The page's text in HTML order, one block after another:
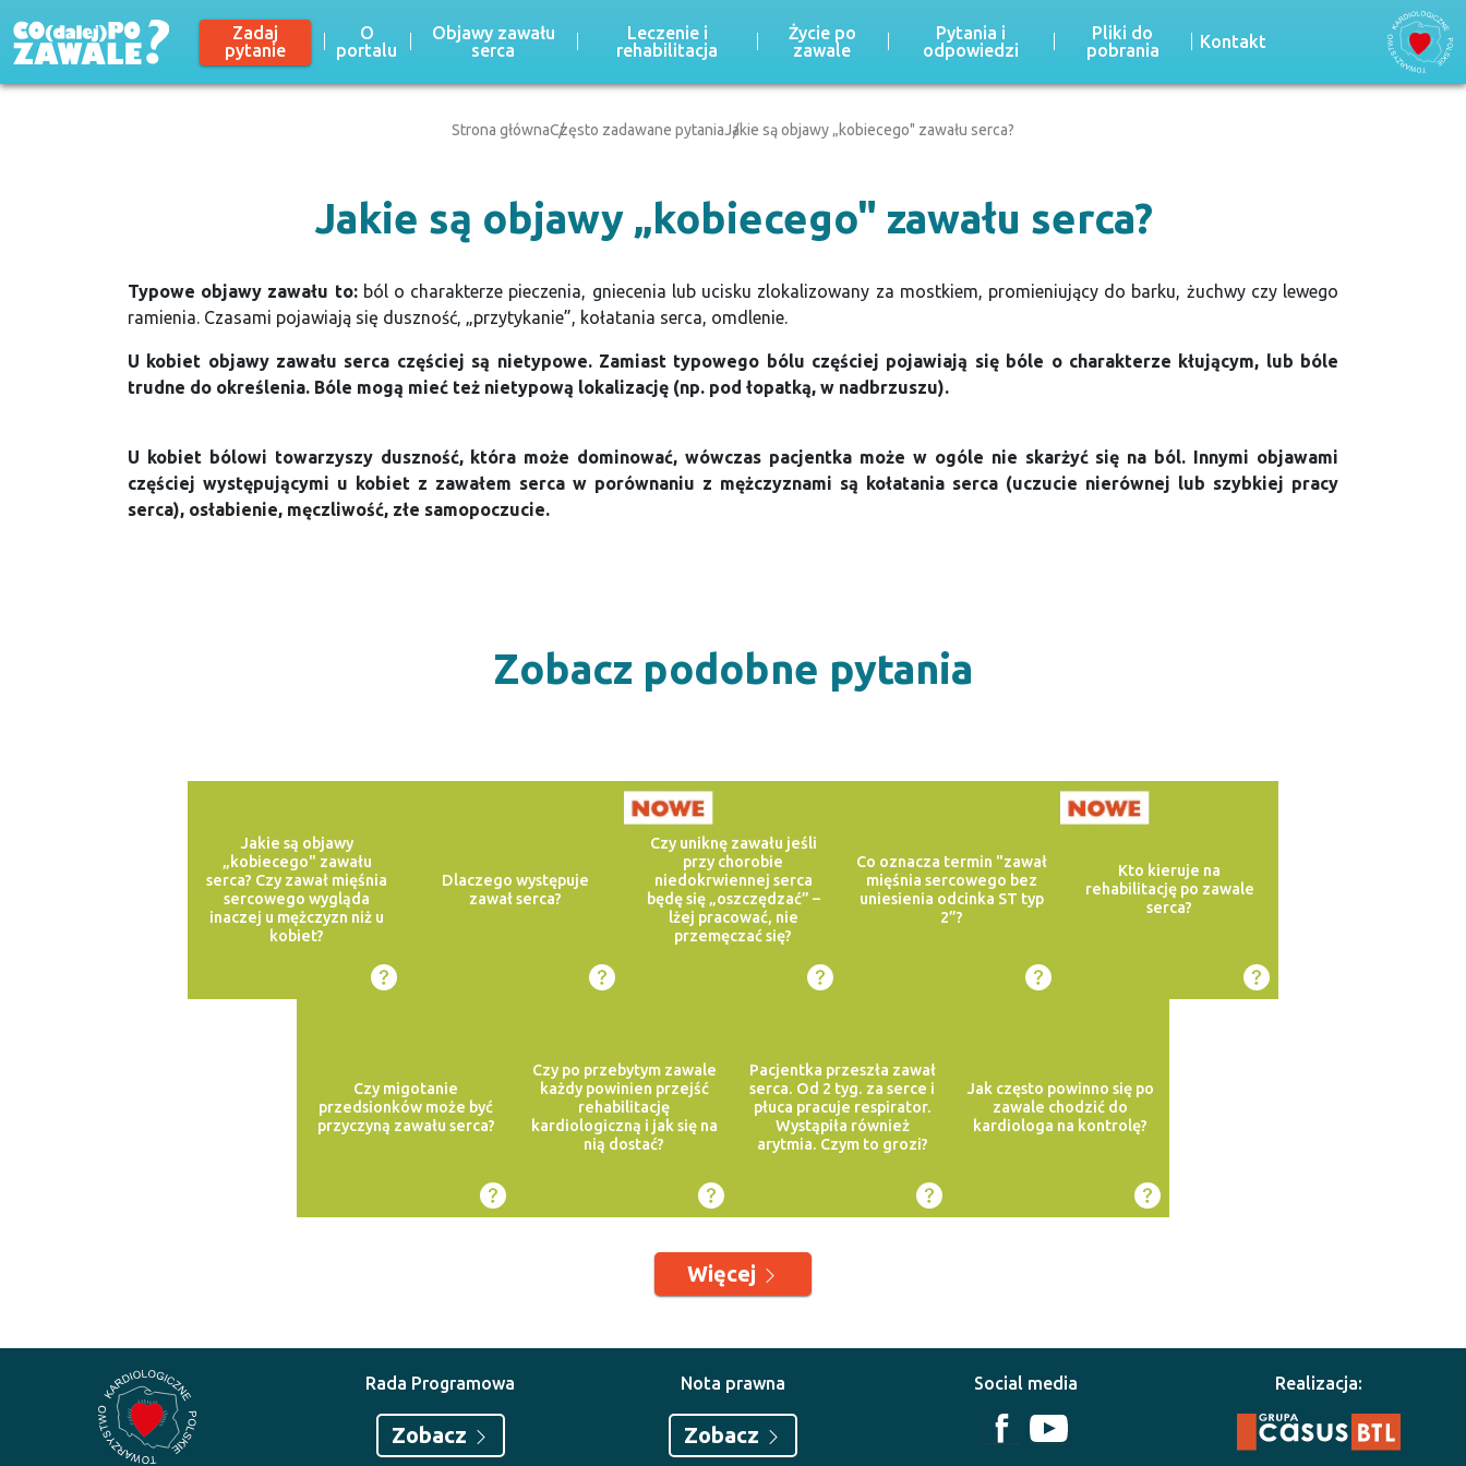
Zadaj
pytanie
O
portalu
Objawy zawału
serca
Leczenie i
rehabilitacja
Życie po
zawale
Pytania i
odpowiedzi
Pliki do
pobrania
Kontakt
Strona głównaCzęsto zadawane pytaniaJakie są objawy „kobiecego" zawału serca?
Jakie są objawy „kobiecego" zawału serca?
Typowe objawy zawału to: ból o charakterze pieczenia, gniecenia lub ucisku zlokalizowany za mostkiem, promieniujący do barku, żuchwy czy lewego
ramienia. Czasami pojawiają się duszność, „przytykanie”, kołatania serca, omdlenie.
U kobiet objawy zawału serca częściej są nietypowe. Zamiast typowego bólu częściej pojawiają się bóle o charakterze kłującym, lub bóle
trudne do określenia. Bóle mogą mieć też nietypową lokalizację (np. pod łopatką, w nadbrzuszu).
U kobiet bólowi towarzyszy duszność, która może dominować, wówczas pacjentka może w ogóle nie skarżyć się na ból. Innymi objawami
częściej występującymi u kobiet z zawałem serca w porównaniu z mężczyznami są kołatania serca (uczucie nierównej lub szybkiej pracy
serca), osłabienie, męczliwość, złe samopoczucie.
Zobacz podobne pytania
Jakie są objawy
„kobiecego" zawału
serca? Czy zawał mięśnia
sercowego wygląda
inaczej u mężczyzn niż u
kobiet?
Dlaczego występuje
zawał serca?
Czy uniknę zawału jeśli
przy chorobie
niedokrwiennej serca
będę się „oszczędzać” –
lżej pracować, nie
przemęczać się?
Co oznacza termin "zawał
mięśnia sercowego bez
uniesienia odcinka ST typ
2”?
Kto kieruje na
rehabilitację po zawale
serca?
Czy migotanie
przedsionków może być
przyczyną zawału serca?
Czy po przebytym zawale
każdy powinien przejść
rehabilitację
kardiologiczną i jak się na
nią dostać?
Pacjentka przeszła zawał
serca. Od 2 tyg. za serce i
płuca pracuje respirator.
Wystąpiła również
arytmia. Czym to grozi?
Jak często powinno się po
zawale chodzić do
kardiologa na kontrolę?
Więcej
Rada Programowa
Zobacz
Nota prawna
Zobacz
Social media Realizacja: